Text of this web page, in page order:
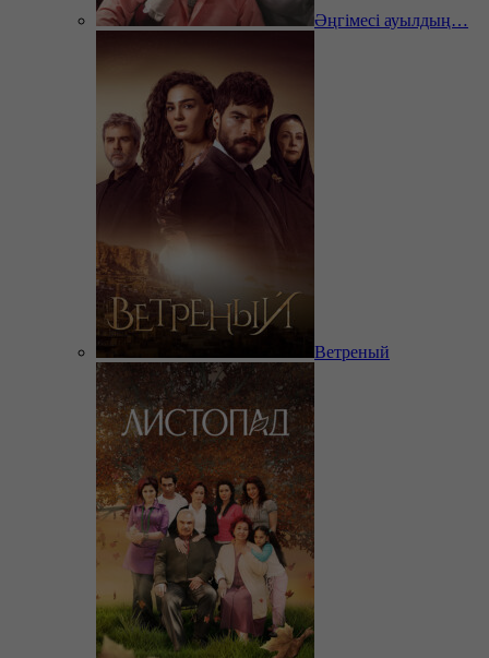
Әңгімесі ауылдың…
Ветреный